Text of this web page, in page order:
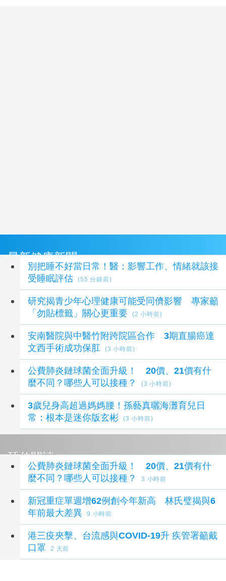
最新健康新聞
別把睡不好當日常！醫：影響工作、情緒就該接
受睡眠評估
(55 分鐘前)
研究揭青少年心理健康可能受同儕影響 專家籲
「勿貼標籤」關心更重要
(2 小時前)
安南醫院與中醫竹附跨院區合作 3期直腸癌達
文西手術成功保肛
(3 小時前)
公費肺炎鏈球菌全面升級！ 20價、21價有什
麼不同？哪些人可以接種？
(3 小時前)
3歲兒身高超過媽媽腰！孫藝真曬海灘育兒日
常：根本是迷你版玄彬
(3 小時前)
延伸閱讀
公費肺炎鏈球菌全面升級！ 20價、21價有什
麼不同？哪些人可以接種？
3 小時前
新冠重症單週增62例創今年新高 林氏璧揭與6
年前最大差異
9 小時前
港三疫夾擊、台流感與COVID-19升 疾管署籲戴
口罩
2 天前